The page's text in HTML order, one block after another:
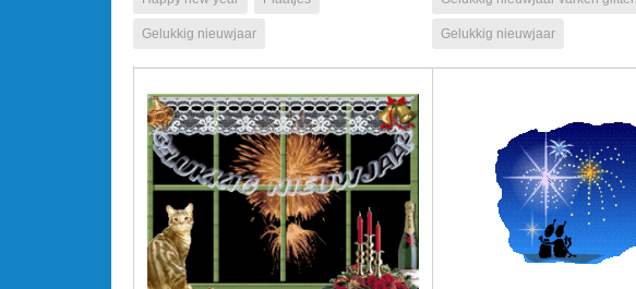
Gelukkig nieuwjaar Gelukkig nieuwjaar